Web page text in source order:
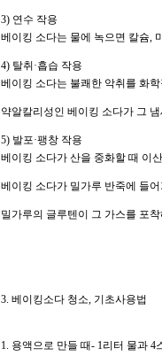
3) 연수 작용
베이킹 소다는 물에 녹으면 칼슘,
4) 탈취·흡습 작용
베이킹 소다는 불쾌한 악취를 화
약알칼리성인 베이킹 소다가 그
5) 발포·팽창 작용
베이킹 소다가 산을 중화할 때 이
베이킹 소다가 밀가루 반죽에 들
밀가루의 글루텐이 그 가스를 포
3. 베이킹소다 청소, 기초사용법
1. 용액으로 만들 때- 1리터 물과 4